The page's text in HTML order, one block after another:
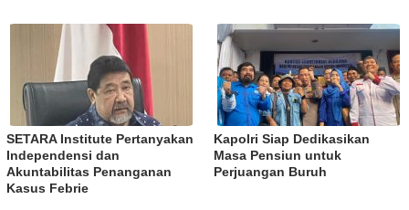
SETARA Institute Pertanyakan
Independensi dan
Akuntabilitas Penanganan
Kasus Febrie
Kapolri Siap Dedikasikan
Masa Pensiun untuk
Perjuangan Buruh